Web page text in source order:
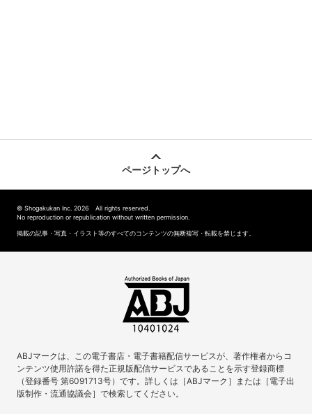
ページトップへ
© Shogakukan Inc. 2026 All rights reserved.
No reproduction or republication without written permission.
掲載の記事・写真・イラスト等のすべてのコンテンツの無断複写・転載を禁じます。
ABJマークは、この電子書店・電子書籍配信サービスが、著作権者からコ
ンテンツ使用許諾を得た正規版配信サービスであることを示す登録商標
（登録番号 第6091713号）です。詳しくは［ABJマーク］または［電子出
版制作・流通協議会］で検索してください。